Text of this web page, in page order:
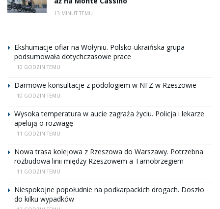
13 MINUT TEMU
Ekshumacje ofiar na Wołyniu. Polsko-ukraińska grupa
podsumowała dotychczasowe prace
10 GODZIN TEMU
Darmowe konsultacje z podologiem w NFZ w Rzeszowie
10 GODZIN TEMU
Wysoka temperatura w aucie zagraża życiu. Policja i lekarze
apelują o rozwagę
11 GODZIN TEMU
Nowa trasa kolejowa z Rzeszowa do Warszawy. Potrzebna
rozbudowa linii między Rzeszowem a Tarnobrzegiem
11 GODZIN TEMU
Niespokojne popołudnie na podkarpackich drogach. Doszło
do kilku wypadków